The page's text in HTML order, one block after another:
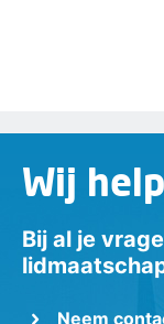
Wij
Bij al je
Neem